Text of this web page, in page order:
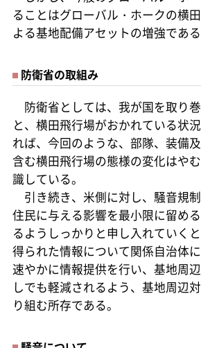
ることはグローバル・ホークの横
よる基地配備アセットの増強であ
防衛省の取組み
防衛省としては、我が国を取り
と、横田飛行場がおかれている状
れば、今回のような、部隊、装備
含む横田飛行場の態様の変化はや
識している。
引き続き、米側に対し、騒音規
住民に与える影響を最小限に留め
るようしっかりと申し入れていく
得られた情報について関係自治体
速やかに情報提供を行い、基地周
しでも軽減されるよう、基地周辺
り組む所存である。